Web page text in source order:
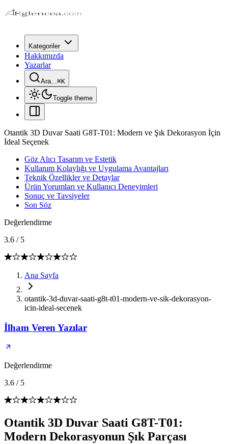
Kategoriler
Hakkımızda
Yazarlar
Ara...⌘K
Toggle theme
Otantik 3D Duvar Saati G8T-T01: Modern ve Şık Dekorasyon İçin
İdeal Seçenek
Göz Alıcı Tasarım ve Estetik
Kullanım Kolaylığı ve Uygulama Avantajları
Teknik Özellikler ve Detaylar
Ürün Yorumları ve Kullanıcı Deneyimleri
Sonuç ve Tavsiyeler
Son Söz
Değerlendirme
3.6 / 5
Ana Sayfa
otantik-3d-duvar-saati-g8t-t01-modern-ve-sik-dekorasyon-
icin-ideal-secenek
İlham Veren Yazılar
Değerlendirme
3.6 / 5
Otantik 3D Duvar Saati G8T-T01:
Modern Dekorasyonun Şık Parçası